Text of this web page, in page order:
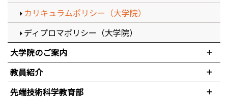
カリキュラムポリシー（大学院）
ディプロマポリシー（大学院）
大学院のご案内
教員紹介
先端技術科学教育部